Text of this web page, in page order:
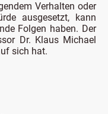
Verhalten oder
ausgesetzt, kann
Folgen haben. Der
Dr. Klaus Michael
sich hat.